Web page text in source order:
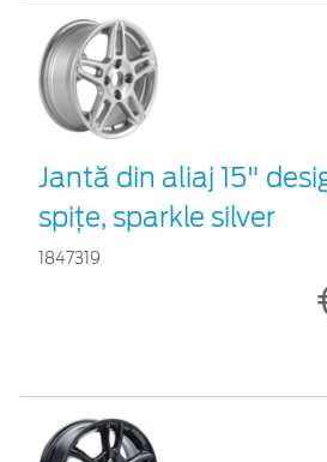
Jantă din aliaj 15"
spiţe, sparkle silver
1847319